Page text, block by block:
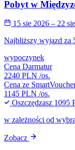
Pobyt w
15 sie 2026 – 22
Najbliższy wyjazd za
wypoczynek
Cena Darmatur
2240 PLN /os.
Cena ze
1145 PLN /os.
Oszczędzasz 1095
w zależności od
Zobacz